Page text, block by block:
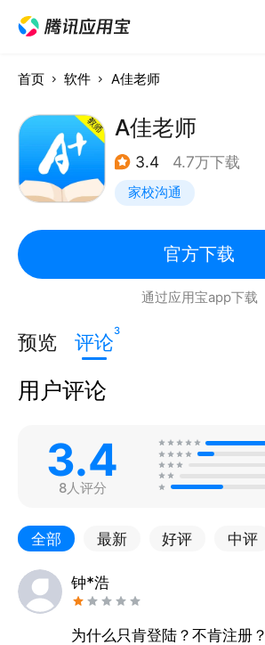
首页 软件 A佳老师
A佳老师
3.4 4.7万下载
家校沟通
官方下载
通过应用宝app下载
预览 评论3
用户评论
3.4
8人评分
全部 最新 好评 中评
钟*浩
为什么只肯登陆？不肯注册？